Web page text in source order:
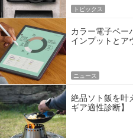
トピックス
カラー電子ペー
インプットとア
ニュース
絶品ソト飯を叶
ギア適性診断】